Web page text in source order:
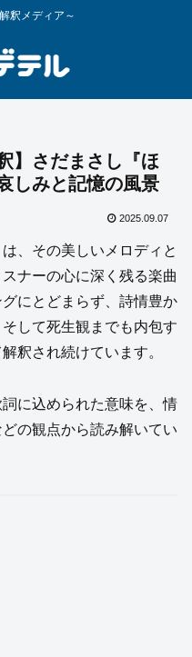
釈メディア～
】さだまさし『ほ
しみと記憶の風景
2025.09.07
、その美しいメロディと
ナーの心に深く残る楽曲
にとどまらず、詩情豊か
して死生観までも内包す
釈され続けています。
に込められた意味を、情
の観点から読み解いてい